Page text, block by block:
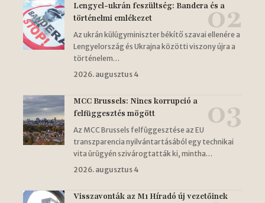
Lengyel-ukrán feszültség: Bandera és a
történelmi emlékezet
Az ukrán külügyminiszter békítő szavai ellenére a
Lengyelország és Ukrajna közötti viszony újra a
történelem…
2026. augusztus 4
MCC Brussels: Nincs korrupció a
felfüggesztés mögött
Az MCC Brussels felfüggesztése az EU
transzparencia nyilvántartásából egy technikai
vita ürügyén szivárogtatták ki, mintha…
2026. augusztus 4
Visszavonták az M1 Híradó új vezetőinek